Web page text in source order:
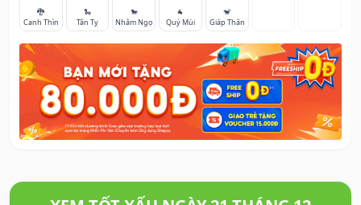
🐉
Canh Thìn
🐍
Tân Tỵ
🐎
Nhâm Ngọ
🐐
Quý Mùi
🐒
Giáp Thân